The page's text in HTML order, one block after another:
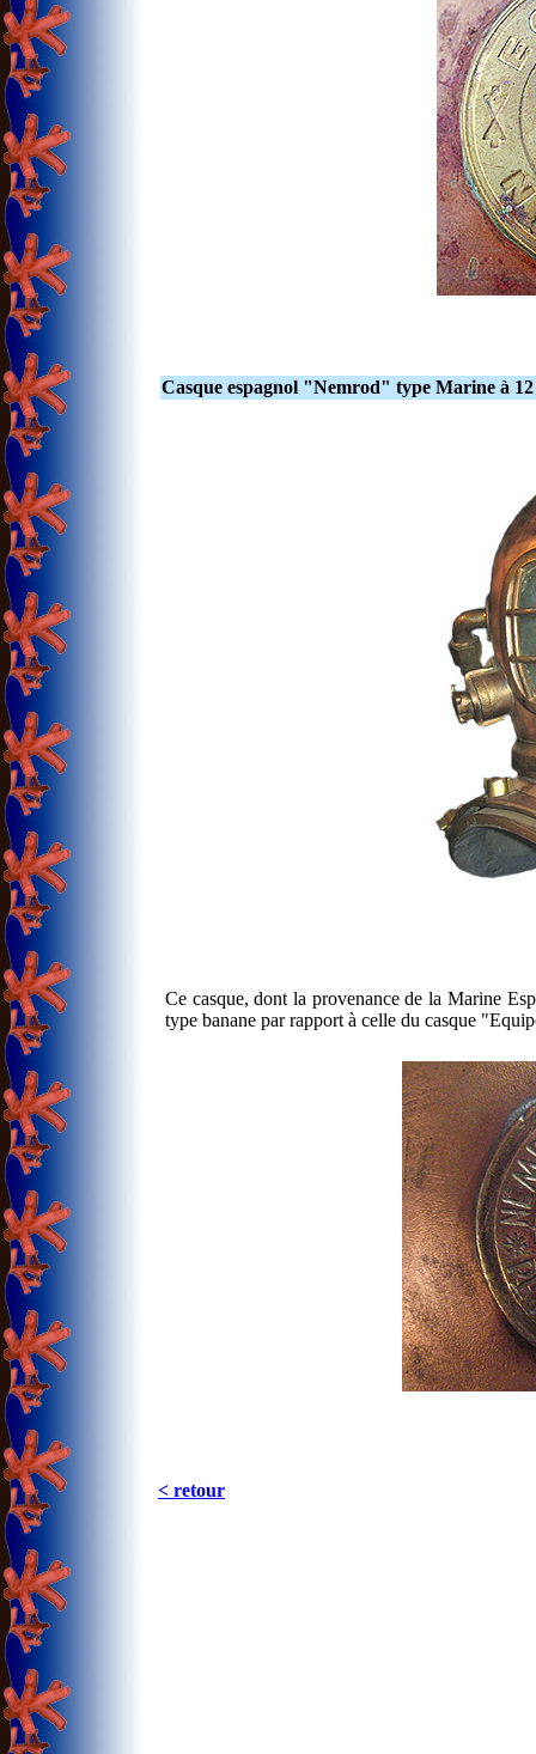
Casque espagnol "Nemrod" type Marine à
Ce casque, dont la provenance de la Marine
type banane par rapport à celle du casque
< retour